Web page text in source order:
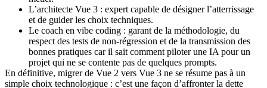
L’architecte Vue 3 : expert capable de désigner l’atterrissage
et de guider les choix techniques.
Le coach en vibe coding : garant de la méthodologie, du
respect des tests de non-régression et de la transmission des
bonnes pratiques car il sait comment piloter une IA pour un
projet qui ne se contente pas de quelques prompts.
En définitive, migrer de Vue 2 vers Vue 3 ne se résume pas à un
simple choix technologique : c’est une façon d’affronter la dette